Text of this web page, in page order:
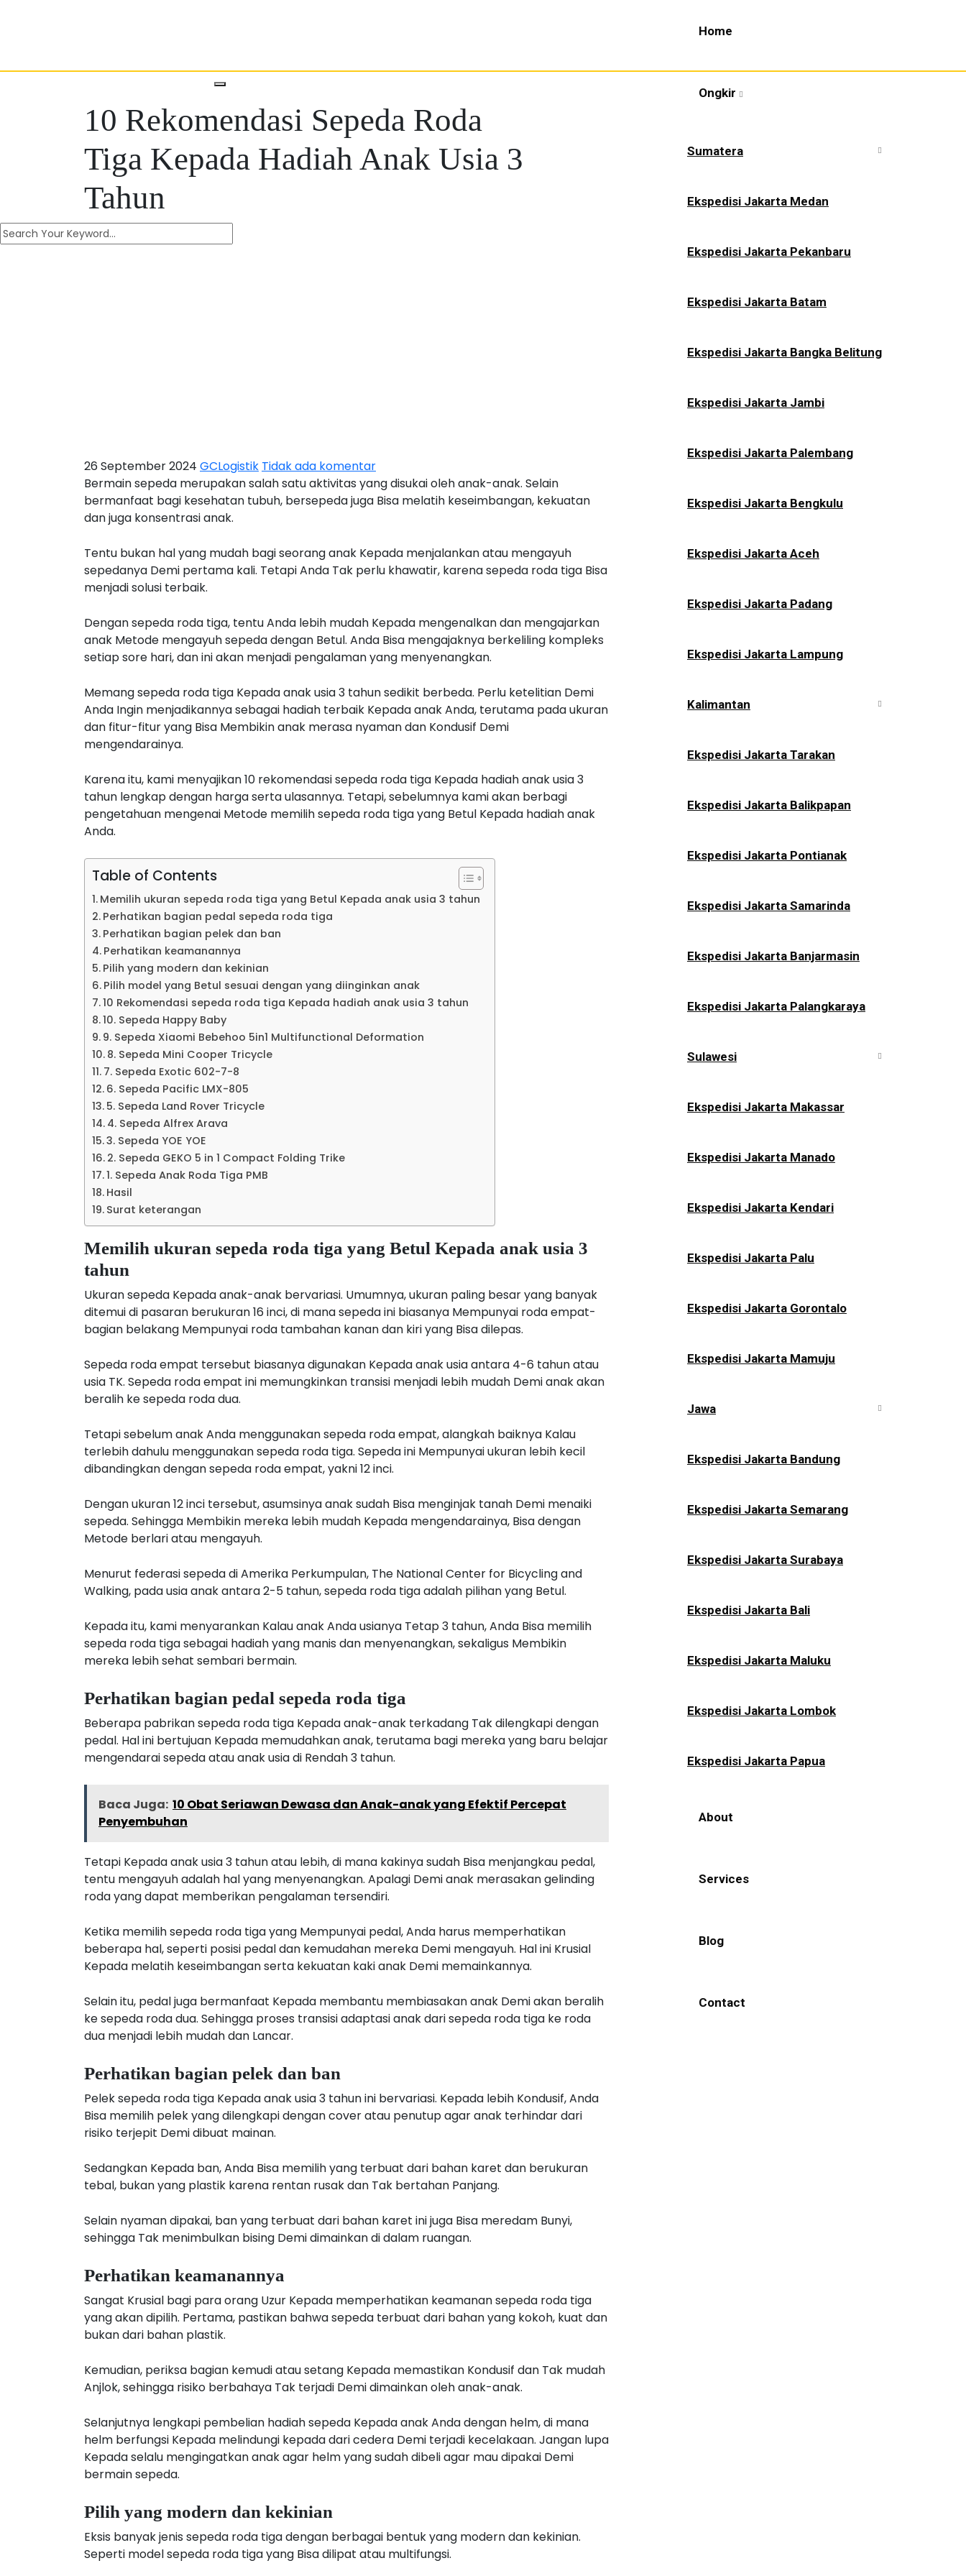
Home
Ongkir
Sumatera
Ekspedisi Jakarta Medan
Ekspedisi Jakarta Pekanbaru
Ekspedisi Jakarta Batam
Ekspedisi Jakarta Bangka Belitung
Ekspedisi Jakarta Jambi
Ekspedisi Jakarta Palembang
Ekspedisi Jakarta Bengkulu
Ekspedisi Jakarta Aceh
Ekspedisi Jakarta Padang
Ekspedisi Jakarta Lampung
Kalimantan
Ekspedisi Jakarta Tarakan
Ekspedisi Jakarta Balikpapan
Ekspedisi Jakarta Pontianak
Ekspedisi Jakarta Samarinda
Ekspedisi Jakarta Banjarmasin
Ekspedisi Jakarta Palangkaraya
Sulawesi
Ekspedisi Jakarta Makassar
Ekspedisi Jakarta Manado
Ekspedisi Jakarta Kendari
Ekspedisi Jakarta Palu
Ekspedisi Jakarta Gorontalo
Ekspedisi Jakarta Mamuju
Jawa
Ekspedisi Jakarta Bandung
Ekspedisi Jakarta Semarang
Ekspedisi Jakarta Surabaya
Ekspedisi Jakarta Bali
Ekspedisi Jakarta Maluku
Ekspedisi Jakarta Lombok
Ekspedisi Jakarta Papua
About
Services
Blog
Contact
10 Rekomendasi Sepeda Roda
Tiga Kepada Hadiah Anak Usia 3
Tahun
26 September 2024 GCLogistik Tidak ada komentar
Bermain sepeda merupakan salah satu aktivitas yang disukai oleh anak-anak. Selain
bermanfaat bagi kesehatan tubuh, bersepeda juga Bisa melatih keseimbangan, kekuatan
dan juga konsentrasi anak.
Tentu bukan hal yang mudah bagi seorang anak Kepada menjalankan atau mengayuh
sepedanya Demi pertama kali. Tetapi Anda Tak perlu khawatir, karena sepeda roda tiga Bisa
menjadi solusi terbaik.
Dengan sepeda roda tiga, tentu Anda lebih mudah Kepada mengenalkan dan mengajarkan
anak Metode mengayuh sepeda dengan Betul. Anda Bisa mengajaknya berkeliling kompleks
setiap sore hari, dan ini akan menjadi pengalaman yang menyenangkan.
Memang sepeda roda tiga Kepada anak usia 3 tahun sedikit berbeda. Perlu ketelitian Demi
Anda Ingin menjadikannya sebagai hadiah terbaik Kepada anak Anda, terutama pada ukuran
dan fitur-fitur yang Bisa Membikin anak merasa nyaman dan Kondusif Demi
mengendarainya.
Karena itu, kami menyajikan 10 rekomendasi sepeda roda tiga Kepada hadiah anak usia 3
tahun lengkap dengan harga serta ulasannya. Tetapi, sebelumnya kami akan berbagi
pengetahuan mengenai Metode memilih sepeda roda tiga yang Betul Kepada hadiah anak
Anda.
Table of Contents
Memilih ukuran sepeda roda tiga yang Betul Kepada anak usia 3 tahun
Perhatikan bagian pedal sepeda roda tiga
Perhatikan bagian pelek dan ban
Perhatikan keamanannya
Pilih yang modern dan kekinian
Pilih model yang Betul sesuai dengan yang diinginkan anak
10 Rekomendasi sepeda roda tiga Kepada hadiah anak usia 3 tahun
10. Sepeda Happy Baby
9. Sepeda Xiaomi Bebehoo 5in1 Multifunctional Deformation
8. Sepeda Mini Cooper Tricycle
7. Sepeda Exotic 602-7-8
6. Sepeda Pacific LMX-805
5. Sepeda Land Rover Tricycle
4. Sepeda Alfrex Arava
3. Sepeda YOE YOE
2. Sepeda GEKO 5 in 1 Compact Folding Trike
1. Sepeda Anak Roda Tiga PMB
Hasil
Surat keterangan
Memilih ukuran sepeda roda tiga yang Betul Kepada anak usia 3
tahun
Ukuran sepeda Kepada anak-anak bervariasi. Umumnya, ukuran paling besar yang banyak
ditemui di pasaran berukuran 16 inci, di mana sepeda ini biasanya Mempunyai roda empat-
bagian belakang Mempunyai roda tambahan kanan dan kiri yang Bisa dilepas.
Sepeda roda empat tersebut biasanya digunakan Kepada anak usia antara 4-6 tahun atau
usia TK. Sepeda roda empat ini memungkinkan transisi menjadi lebih mudah Demi anak akan
beralih ke sepeda roda dua.
Tetapi sebelum anak Anda menggunakan sepeda roda empat, alangkah baiknya Kalau
terlebih dahulu menggunakan sepeda roda tiga. Sepeda ini Mempunyai ukuran lebih kecil
dibandingkan dengan sepeda roda empat, yakni 12 inci.
Dengan ukuran 12 inci tersebut, asumsinya anak sudah Bisa menginjak tanah Demi menaiki
sepeda. Sehingga Membikin mereka lebih mudah Kepada mengendarainya, Bisa dengan
Metode berlari atau mengayuh.
Menurut federasi sepeda di Amerika Perkumpulan, The National Center for Bicycling and
Walking, pada usia anak antara 2-5 tahun, sepeda roda tiga adalah pilihan yang Betul.
Kepada itu, kami menyarankan Kalau anak Anda usianya Tetap 3 tahun, Anda Bisa memilih
sepeda roda tiga sebagai hadiah yang manis dan menyenangkan, sekaligus Membikin
mereka lebih sehat sembari bermain.
Perhatikan bagian pedal sepeda roda tiga
Beberapa pabrikan sepeda roda tiga Kepada anak-anak terkadang Tak dilengkapi dengan
pedal. Hal ini bertujuan Kepada memudahkan anak, terutama bagi mereka yang baru belajar
mengendarai sepeda atau anak usia di Rendah 3 tahun.
Baca Juga: 10 Obat Seriawan Dewasa dan Anak-anak yang Efektif Percepat
Penyembuhan
Tetapi Kepada anak usia 3 tahun atau lebih, di mana kakinya sudah Bisa menjangkau pedal,
tentu mengayuh adalah hal yang menyenangkan. Apalagi Demi anak merasakan gelinding
roda yang dapat memberikan pengalaman tersendiri.
Ketika memilih sepeda roda tiga yang Mempunyai pedal, Anda harus memperhatikan
beberapa hal, seperti posisi pedal dan kemudahan mereka Demi mengayuh. Hal ini Krusial
Kepada melatih keseimbangan serta kekuatan kaki anak Demi memainkannya.
Selain itu, pedal juga bermanfaat Kepada membantu membiasakan anak Demi akan beralih
ke sepeda roda dua. Sehingga proses transisi adaptasi anak dari sepeda roda tiga ke roda
dua menjadi lebih mudah dan Lancar.
Perhatikan bagian pelek dan ban
Pelek sepeda roda tiga Kepada anak usia 3 tahun ini bervariasi. Kepada lebih Kondusif, Anda
Bisa memilih pelek yang dilengkapi dengan cover atau penutup agar anak terhindar dari
risiko terjepit Demi dibuat mainan.
Sedangkan Kepada ban, Anda Bisa memilih yang terbuat dari bahan karet dan berukuran
tebal, bukan yang plastik karena rentan rusak dan Tak bertahan Panjang.
Selain nyaman dipakai, ban yang terbuat dari bahan karet ini juga Bisa meredam Bunyi,
sehingga Tak menimbulkan bising Demi dimainkan di dalam ruangan.
Perhatikan keamanannya
Sangat Krusial bagi para orang Uzur Kepada memperhatikan keamanan sepeda roda tiga
yang akan dipilih. Pertama, pastikan bahwa sepeda terbuat dari bahan yang kokoh, kuat dan
bukan dari bahan plastik.
Kemudian, periksa bagian kemudi atau setang Kepada memastikan Kondusif dan Tak mudah
Anjlok, sehingga risiko berbahaya Tak terjadi Demi dimainkan oleh anak-anak.
Selanjutnya lengkapi pembelian hadiah sepeda Kepada anak Anda dengan helm, di mana
helm berfungsi Kepada melindungi kepada dari cedera Demi terjadi kecelakaan. Jangan lupa
Kepada selalu mengingatkan anak agar helm yang sudah dibeli agar mau dipakai Demi
bermain sepeda.
Pilih yang modern dan kekinian
Eksis banyak jenis sepeda roda tiga dengan berbagai bentuk yang modern dan kekinian.
Seperti model sepeda roda tiga yang Bisa dilipat atau multifungsi.